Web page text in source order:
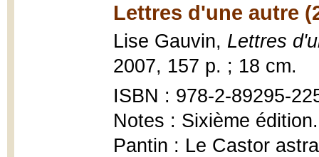
Lettres d'une autre
Lise Gauvin, Lettres
2007, 157 p. ; 18 cm.
ISBN : 978-2-89295-
Notes : Sixième
Pantin : Le Castor